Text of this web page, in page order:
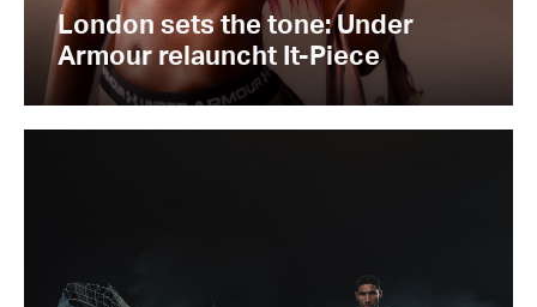
London sets the tone: Under
Armour relauncht It-Piece